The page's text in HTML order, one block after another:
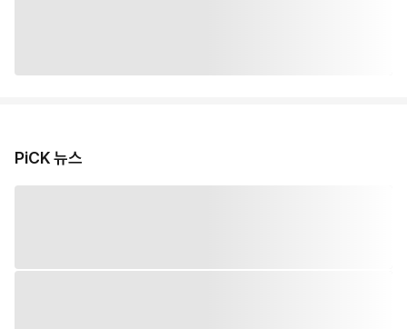
PiCK 뉴스